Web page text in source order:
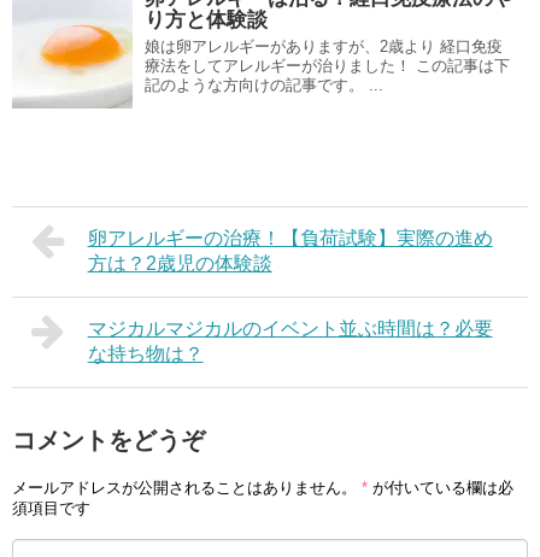
り方と体験談
娘は卵アレルギーがありますが、2歳より 経口免疫
療法をしてアレルギーが治りました！ この記事は下
記のような方向けの記事です。 ...
卵アレルギーの治療！【負荷試験】実際の進め
方は？2歳児の体験談
マジカルマジカルのイベント並ぶ時間は？必要
な持ち物は？
コメントをどうぞ
メールアドレスが公開されることはありません。 * が付いている欄は必
須項目です